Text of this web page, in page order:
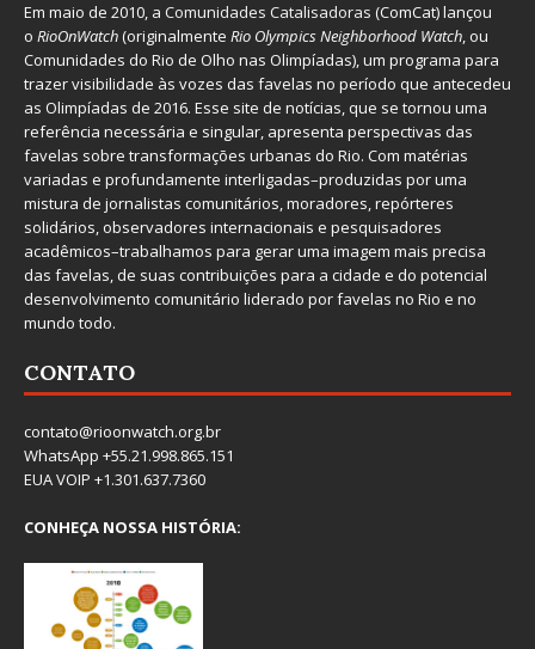
Em maio de 2010, a Comunidades Catalisadoras (ComCat) lançou
o RioOnWatch(originalmente Rio Olympics Neighborhood Watch, ou
Comunidades do Rio de Olho nas Olimpíadas), um programa para
trazer visibilidade às vozes das favelas no período que antecedeu
as Olimpíadas de 2016. Esse site de notícias, que se tornou uma
referência necessária e singular, apresenta perspectivas das
favelas sobre transformações urbanas do Rio. Com matérias
variadas e profundamente interligadas–produzidas por uma
mistura de jornalistas comunitários, moradores, repórteres
solidários, observadores internacionais e pesquisadores
acadêmicos–trabalhamos para gerar uma imagem mais precisa
das favelas, de suas contribuições para a cidade e do potencial
desenvolvimento comunitário liderado por favelas no Rio e no
mundo todo.
CONTATO
contato@rioonwatch.org.br
WhatsApp +55.21.998.865.151
EUA VOIP +1.301.637.7360
CONHEÇA NOSSA HISTÓRIA: